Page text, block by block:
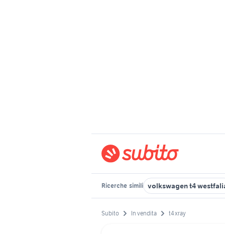
Ricerche simili volkswagen t4
Subito In vendita t4 xray